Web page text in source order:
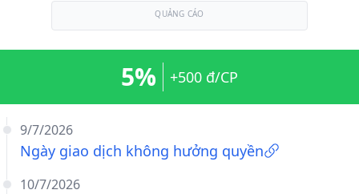
QUẢNG CÁO
9/7/2026
Ngày giao dịch không hưởng quyền
10/7/2026
5% +500 đ/CP